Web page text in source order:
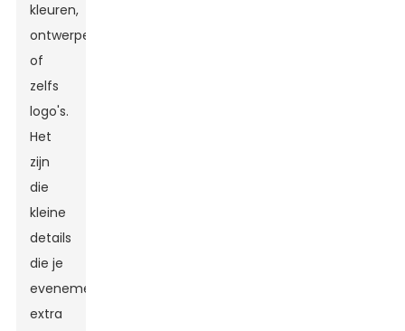
kleuren,
ontwerpen
of
zelfs
logo's.
Het
zijn
die
kleine
details
die je
evenement
extra